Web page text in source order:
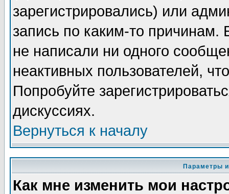
зарегистрировались) или
запись по каким-то
не написали ни одного
неактивных пользователей,
Попробуйте
дискуссиях.
Вернуться к началу
Параметры
Как мне изменить мои